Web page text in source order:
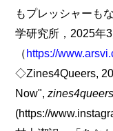
もプレッシャーも
学研究所，2025年3
（https://
◇Zines4Queers,
Now",
(https://